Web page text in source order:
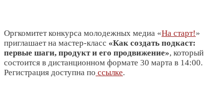
Оргкомитет конкурса молодежных медиа «На старт!»
приглашает на мастер-класс «Как создать подкаст:
первые шаги, продукт и его продвижение», который
состоится в дистанционном формате 30 марта в 14:00.
Регистрация доступна по ссылке.